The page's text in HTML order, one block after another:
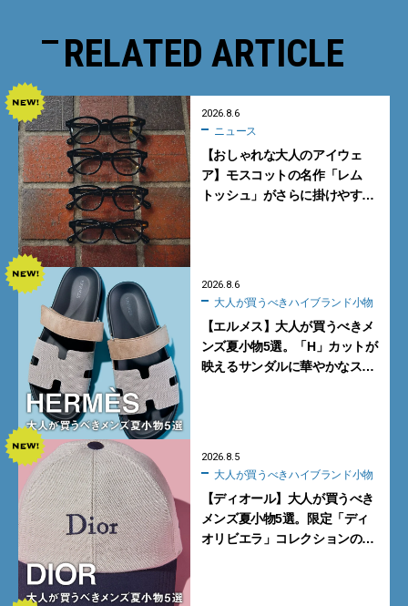
RELATED ARTICLE
2026.8.6
ニュース
【おしゃれな大人のアイウェ
ア】モスコットの名作「レム
トッシュ」がさらに掛けやす
2026.8.6
大人が買うべきハイブランド小物
【エルメス】大人が買うべきメ
ンズ夏小物5選。「H」カットが
映えるサンダルに華やかなス
2026.8.5
大人が買うべきハイブランド小物
【ディオール】大人が買うべき
メンズ夏小物5選。限定「ディ
オリビエラ」コレクションの